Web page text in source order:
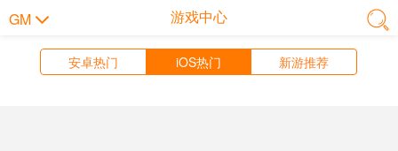
GM 游戏中心
安卓热门 iOS热门 新游推荐